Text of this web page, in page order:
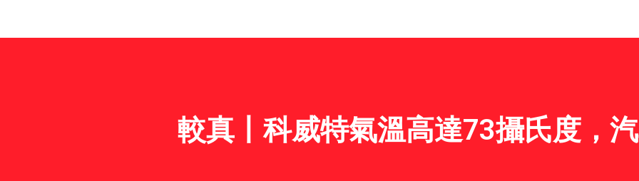
較真丨科威特氣溫高達73攝氏度，